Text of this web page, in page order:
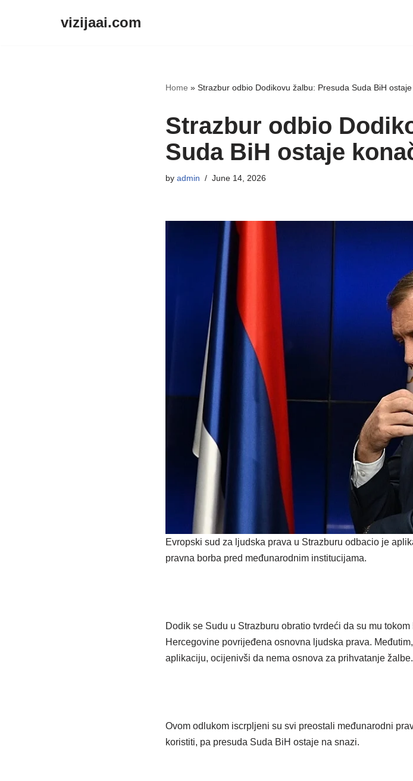
vizijaai.com
Home » Strazbur odbio Dodikovu žalbu: Presuda Suda BiH
Strazbur odbio
Suda BiH ostaje
by admin June 14, 2026
Evropski sud za ljudska prava u Strazburu odbacio je
pravna borba pred međunarodnim institucijama.
Dodik se Sudu u Strazburu obratio tvrdeći da su mu
Hercegovine povrijeđena osnovna ljudska prava.
aplikaciju, ocijenivši da nema osnova za prihvatanje žalbe.
Ovom odlukom iscrpljeni su svi preostali međunarodni
koristiti, pa presuda Suda BiH ostaje na snazi.